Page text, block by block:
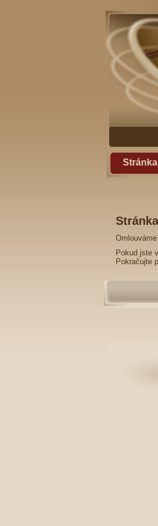
Exekutor
Zde najdete
exekutora
Pokud jste
Pokračujte